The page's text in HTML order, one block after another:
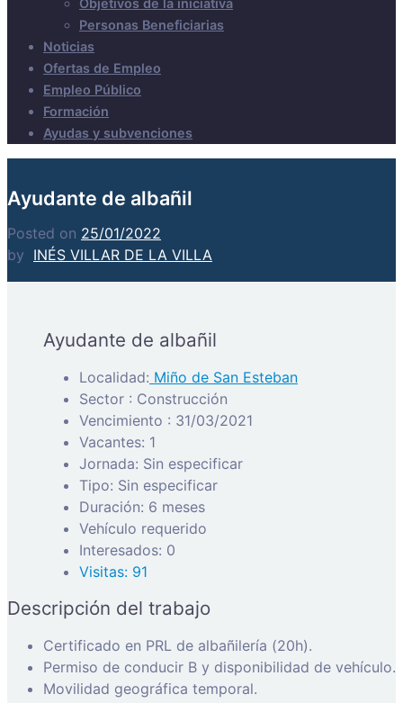
Objetivos de la iniciativa
Personas Beneficiarias
Noticias
Ofertas de Empleo
Empleo Público
Formación
Ayudas y subvenciones
Ayudante de albañil
Posted on 25/01/2022
by INÉS VILLAR DE LA VILLA
Ayudante de albañil
Localidad: Miño de San Esteban
Sector : Construcción
Vencimiento : 31/03/2021
Vacantes: 1
Jornada: Sin especificar
Tipo: Sin especificar
Duración: 6 meses
Vehículo requerido
Interesados: 0
Visitas: 91
Descripción del trabajo
Certificado en PRL de albañilería (20h).
Permiso de conducir B y disponibilidad de vehículo.
Movilidad geográfica temporal.